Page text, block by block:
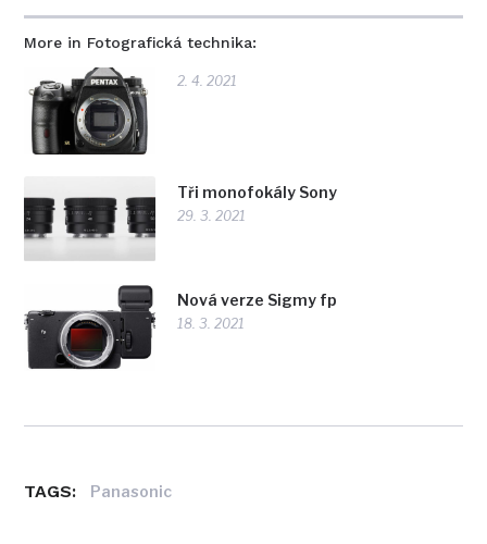
More in Fotografická technika:
2. 4. 2021
Tři monofokály Sony
29. 3. 2021
Nová verze Sigmy fp
18. 3. 2021
TAGS: Panasonic